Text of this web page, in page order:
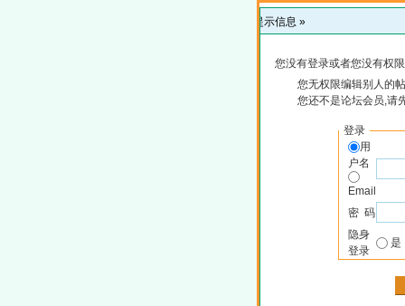
提示信息 »
您没有登录或者您没有权
您无权限编辑别人的
您还不是论坛会员,请
登录
用
户名
Email
密 码
隐身
登录